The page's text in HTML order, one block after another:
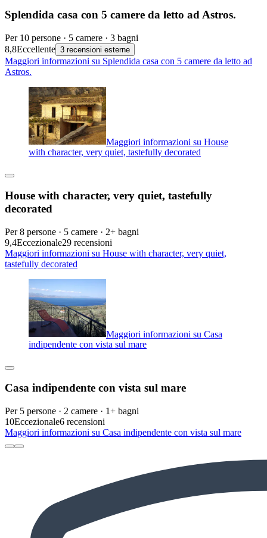
Splendida casa con 5 camere da letto ad Astros.
Per 10 persone · 5 camere · 3 bagni
8,8Eccellente 3 recensioni esterne
Maggiori informazioni su Splendida casa con 5 camere da letto ad
Astros.
Maggiori informazioni su House
with character, very quiet, tastefully decorated
House with character, very quiet, tastefully
decorated
Per 8 persone · 5 camere · 2+ bagni
9,4Eccezionale29 recensioni
Maggiori informazioni su House with character, very quiet,
tastefully decorated
Maggiori informazioni su Casa
indipendente con vista sul mare
Casa indipendente con vista sul mare
Per 5 persone · 2 camere · 1+ bagni
10Eccezionale6 recensioni
Maggiori informazioni su Casa indipendente con vista sul mare